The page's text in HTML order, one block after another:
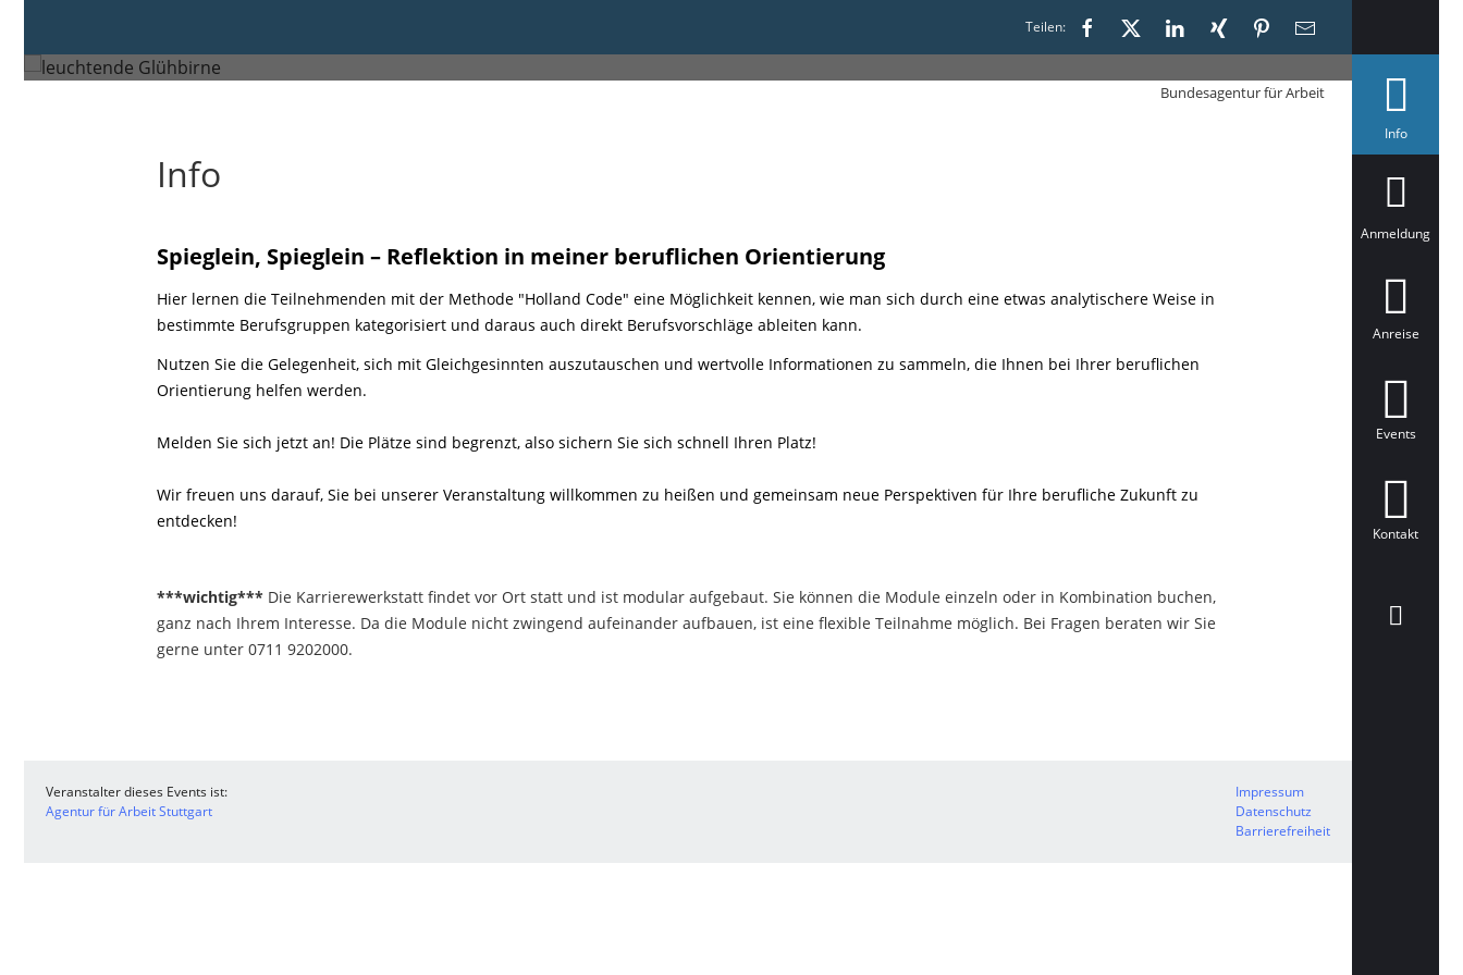
Teilen:
Bundesagentur für Arbeit
Infoa
ä
t
Anmeldung
Anreise
Events
Kontakt
Info
Spieglein, Spieglein – Reflektion in meiner beruflichen Orientierung
Hier lernen die Teilnehmenden mit der Methode "Holland Code" eine Möglichkeit kennen, wie man sich durch eine etwas analytischere Weise in
bestimmte Berufsgruppen kategorisiert und daraus auch direkt Berufsvorschläge ableiten kann.
Nutzen Sie die Gelegenheit, sich mit Gleichgesinnten auszutauschen und wertvolle Informationen zu sammeln, die Ihnen bei Ihrer beruflichen
Orientierung helfen werden.
Melden Sie sich jetzt an! Die Plätze sind begrenzt, also sichern Sie sich schnell Ihren Platz!
Wir freuen uns darauf, Sie bei unserer Veranstaltung willkommen zu heißen und gemeinsam neue Perspektiven für Ihre berufliche Zukunft zu
entdecken!
***wichtig*** Die Karrierewerkstatt findet vor Ort statt und ist modular aufgebaut. Sie können die Module einzeln oder in Kombination buchen,
ganz nach Ihrem Interesse. Da die Module nicht zwingend aufeinander aufbauen, ist eine flexible Teilnahme möglich. Bei Fragen beraten wir Sie
gerne unter 0711 9202000.
Veranstalter dieses Events ist:
Agentur für Arbeit Stuttgart
Impressum
Datenschutz
Barrierefreiheit